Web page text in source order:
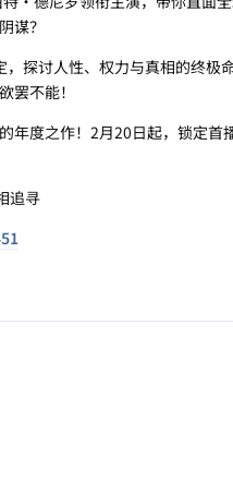
谋？
探讨人性、权力与真相的终极
罢不能！
年度之作！2月20日起，锁定首
追寻